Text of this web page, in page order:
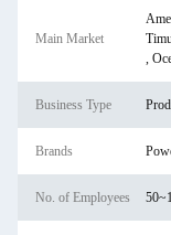
Main Market
,
Business Type
Brands
No. of Employees